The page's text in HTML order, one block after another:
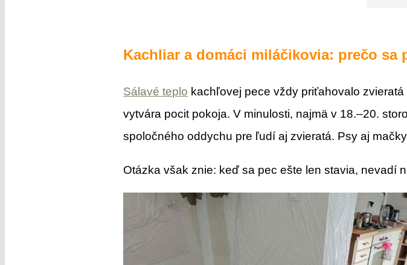
Kachliar a domáci miláčikovia: prečo sa
Sálavé teplo kachľovej pece vždy priťahovalo
vytvára pocit pokoja. V minulosti, najmä v 18.–20.
spoločného oddychu pre ľudí aj zvieratá. Psy aj
Otázka však znie: keď sa pec ešte len stavia, nevadí